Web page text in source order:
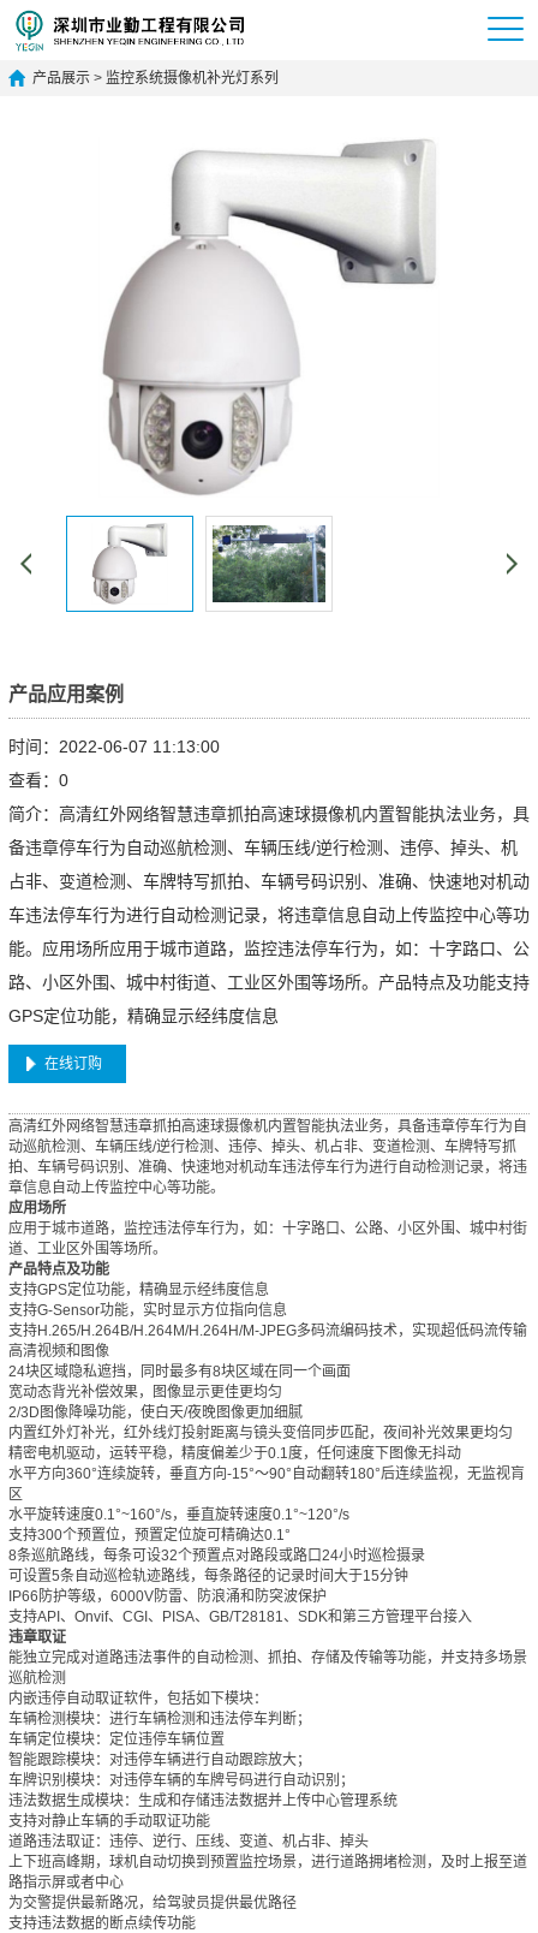
产品展示> 监控系统摄像机补光灯系列
产品应用案例
时间：2022-06-07 11:13:00
查看： 0
简介：高清红外网络智慧违章抓拍高速球摄像机内置智能执法业务，具
备违章停车行为自动巡航检测、车辆压线/逆行检测、违停、掉头、机
占非、变道检测、车牌特写抓拍、车辆号码识别、准确、快速地对机动
车违法停车行为进行自动检测记录，将违章信息自动上传监控中心等功
能。应用场所应用于城市道路，监控违法停车行为，如：十字路口、公
路、小区外围、城中村街道、工业区外围等场所。产品特点及功能支持
GPS定位功能，精确显示经纬度信息
在线订购
高清红外网络智慧违章抓拍高速球摄像机内置智能执法业务，具备违章停车行为自
动巡航检测、车辆压线/逆行检测、违停、掉头、机占非、变道检测、车牌特写抓
拍、车辆号码识别、准确、快速地对机动车违法停车行为进行自动检测记录，将违
章信息自动上传监控中心等功能。
应用场所
应用于城市道路，监控违法停车行为，如：十字路口、公路、小区外围、城中村街
道、工业区外围等场所。
产品特点及功能
支持GPS定位功能，精确显示经纬度信息
支持G-Sensor功能，实时显示方位指向信息
支持H.265/H.264B/H.264M/H.264H/M-JPEG多码流编码技术，实现超低码流传输
高清视频和图像
24块区域隐私遮挡，同时最多有8块区域在同一个画面
宽动态背光补偿效果，图像显示更佳更均匀
2/3D图像降噪功能，使白天/夜晚图像更加细腻
内置红外灯补光，红外线灯投射距离与镜头变倍同步匹配，夜间补光效果更均匀
精密电机驱动，运转平稳，精度偏差少于0.1度，任何速度下图像无抖动
水平方向360°连续旋转，垂直方向-15°～90°自动翻转180°后连续监视，无监视肓
区
水平旋转速度0.1°~160°/s，垂直旋转速度0.1°~120°/s
支持300个预置位，预置定位旋可精确达0.1°
8条巡航路线，每条可设32个预置点对路段或路口24小时巡检摄录
可设置5条自动巡检轨迹路线，每条路径的记录时间大于15分钟
IP66防护等级，6000V防雷、防浪涌和防突波保护
支持API、Onvif、CGI、PISA、GB/T28181、SDK和第三方管理平台接入
违章取证
能独立完成对道路违法事件的自动检测、抓拍、存储及传输等功能，并支持多场景
巡航检测
内嵌违停自动取证软件，包括如下模块：
车辆检测模块：进行车辆检测和违法停车判断；
车辆定位模块：定位违停车辆位置
智能跟踪模块：对违停车辆进行自动跟踪放大；
车牌识别模块：对违停车辆的车牌号码进行自动识别；
违法数据生成模块：生成和存储违法数据并上传中心管理系统
支持对静止车辆的手动取证功能
道路违法取证：违停、逆行、压线、变道、机占非、掉头
上下班高峰期，球机自动切换到预置监控场景，进行道路拥堵检测，及时上报至道
路指示屏或者中心
为交警提供最新路况，给驾驶员提供最优路径
支持违法数据的断点续传功能